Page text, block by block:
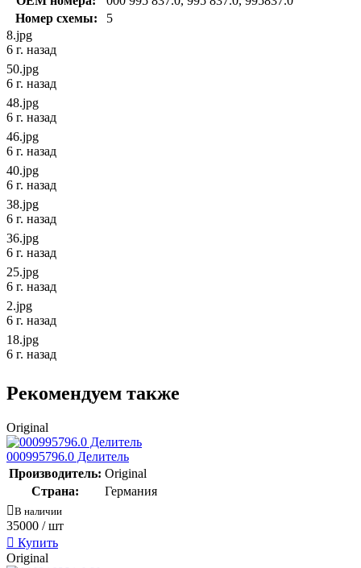
Номер схемы:
5
8.jpg
6 г. назад
50.jpg
6 г. назад
48.jpg
6 г. назад
46.jpg
6 г. назад
40.jpg
6 г. назад
38.jpg
6 г. назад
36.jpg
6 г. назад
25.jpg
6 г. назад
2.jpg
6 г. назад
18.jpg
6 г. назад
Рекомендуем также
Original
000995796.0 Делитель
Производитель: Original
Страна:
Германия
В наличии
35000 / шт
Купить
Original